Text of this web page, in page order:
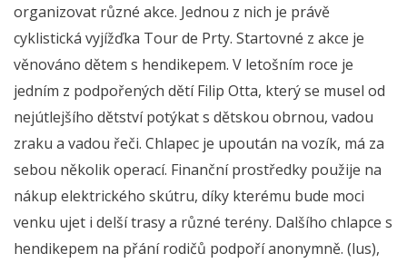
organizovat různé akce. Jednou z nich je právě
cyklistická vyjížďka Tour de Prty. Startovné z akce je
věnováno dětem s hendikepem. V letošním roce je
jedním z podpořených dětí Filip Otta, který se musel od
nejútlejšího dětství potýkat s dětskou obrnou, vadou
zraku a vadou řeči. Chlapec je upoután na vozík, má za
sebou několik operací. Finanční prostředky použije na
nákup elektrického skútru, díky kterému bude moci
venku ujet i delší trasy a různé terény. Dalšího chlapce s
hendikepem na přání rodičů podpoří anonymně. (lus),